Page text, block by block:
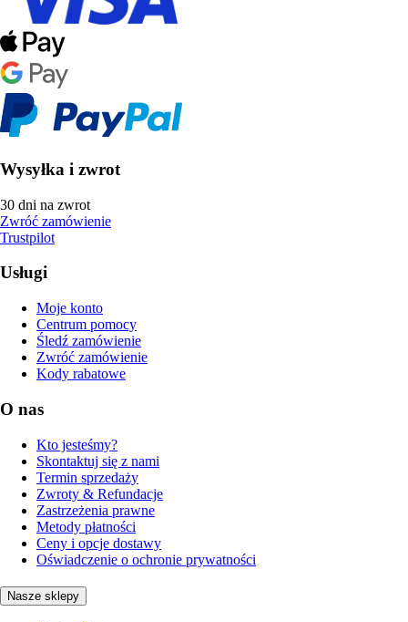
Wysyłka i zwrot
30 dni na zwrot
Zwróć zamówienie
Trustpilot
Usługi
Moje konto
Centrum pomocy
Śledź zamówienie
Zwróć zamówienie
Kody rabatowe
O nas
Kto jesteśmy?
Skontaktuj się z nami
Termin sprzedaży
Zwroty & Refundacje
Zastrzeżenia prawne
Metody płatności
Ceny i opcje dostawy
Oświadczenie o ochronie prywatności
Nasze sklepy